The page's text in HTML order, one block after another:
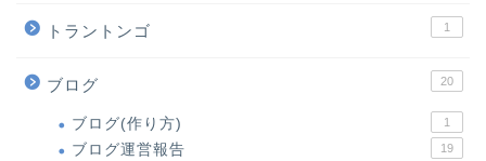
トラントンゴ 1
ブログ 20
ブログ(作り方) 1
ブログ運営報告 19